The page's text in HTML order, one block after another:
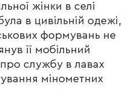
жінки в селі
в цивільній одежі,
формувань не
її мобільний
службу в лавах
мінометних